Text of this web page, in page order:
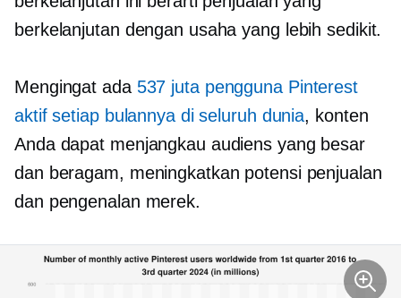
berkelanjutan dengan usaha yang lebih sedikit.
Mengingat ada 537 juta pengguna Pinterest
aktif setiap bulannya di seluruh dunia, konten
Anda dapat menjangkau audiens yang besar
dan beragam, meningkatkan potensi penjualan
dan pengenalan merek.